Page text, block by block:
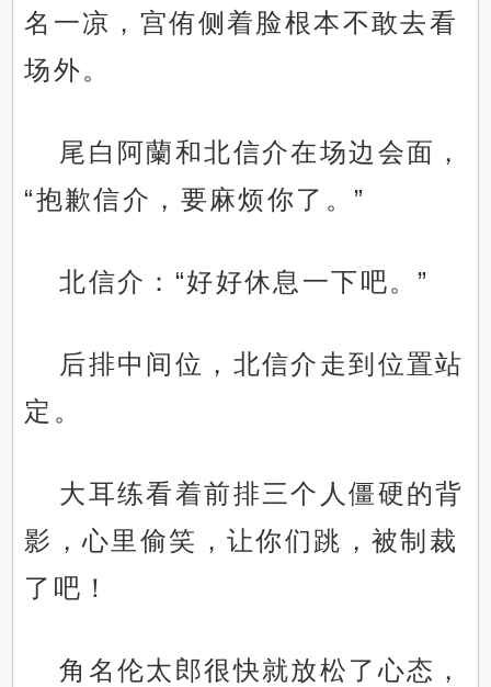
名一凉，宫侑侧着脸根本不敢去看
场外。
尾白阿蘭和北信介在场边会面，
“抱歉信介，要麻烦你了。”
北信介：“好好休息一下吧。”
后排中间位，北信介走到位置站
定。
大耳练看着前排三个人僵硬的背
影，心里偷笑，让你们跳，被制裁
了吧！
角名伦太郎很快就放松了心态，